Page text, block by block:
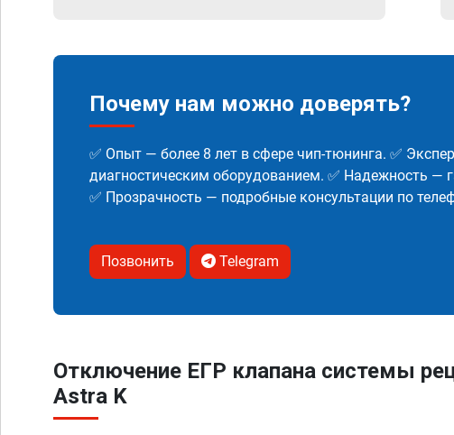
Почему нам можно доверять?
✅ Опыт — более 8 лет в сфере чип-тюнинга. ✅
диагностическим оборудованием. ✅ Надежность —
✅ Прозрачность — подробные консультации по
Позвонить Telegram
Отключение ЕГР клапана системы
Astra K